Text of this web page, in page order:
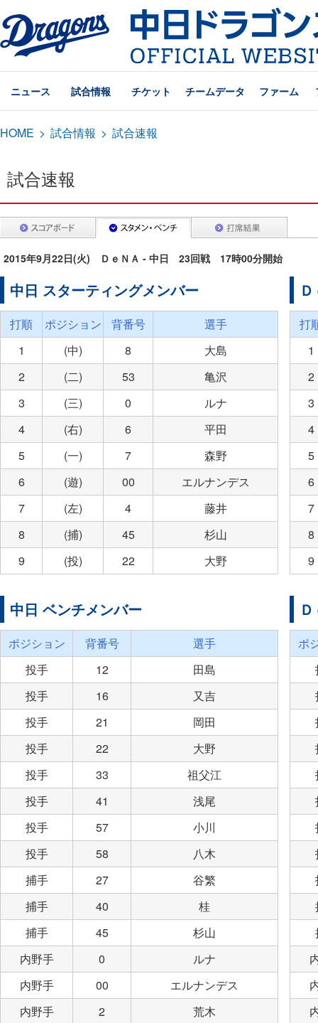
ニュース 試合情報 チケット チームデータ ファーム
HOME > 試合情報 > 試合速報
試合速報
2015年9月22日(火) ＤｅＮＡ - 中日 23回戦 17時00分開始
中日 スターティングメンバー
打順 ポジション 背番号
選手
1
(中) 8
大島
2
(二) 53
亀沢
3
(三) 0
ルナ
4
(右) 6
平田
5
(一) 7
森野
6
(遊) 00
エルナンデス
7
(左) 4
藤井
8
(捕) 45
杉山
9
(投) 22 大野
打
1
2
3
4
5
6
7
8
9
中日 ベンチメンバー
ポジション 背番号
選手
投手
12
田島
投手
16
又吉
投手
21
岡田
投手
22
大野
投手
33
祖父江
投手
41
浅尾
投手
57
小川
投手
58
八木
捕手
27
谷繁
捕手
40
桂
捕手
45
杉山
内野手
0
ルナ
内野手
00
エルナンデス
内野手
2
荒木
ポ